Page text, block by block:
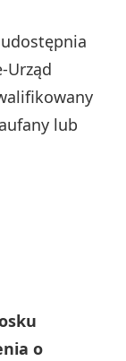
lub
o